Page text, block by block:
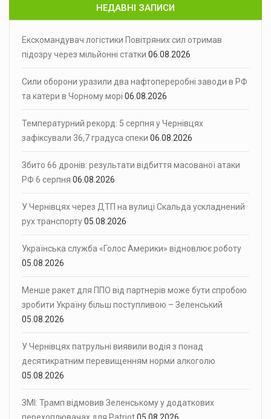
НЕДАВНІ ЗАПИСИ
Екскомандувач логістики Повітряних сил отримав
підозру через мільйонні статки 06.08.2026
Сили оборони уразили два нафтопереробні заводи в РФ
та катери в Чорному морі 06.08.2026
Температурний рекорд: 5 серпня у Чернівцях
зафіксували 36,7 градуса спеки 06.08.2026
Збито 66 дронів: результати відбиття масованої атаки
РФ 6 серпня 06.08.2026
У Чернівцях через ДТП на вулиці Скальда ускладнений
рух транспорту05.08.2026
Українська служба «Голос Америки» відновлює роботу
05.08.2026
Менше ракет для ППО від партнерів може бути спробою
зробити Україну більш поступливою – Зеленський
05.08.2026
У Чернівцях патрульні виявили водія з понад
десятикратним перевищенням норми алкоголю
05.08.2026
ЗМІ: Трамп відмовив Зеленському у додаткових